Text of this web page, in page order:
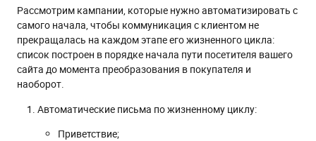
Рассмотрим кампании, которые нужно автоматизировать с
самого начала, чтобы коммуникация с клиентом не
прекращалась на каждом этапе его жизненного цикла:
список построен в порядке начала пути посетителя вашего
сайта до момента преобразования в покупателя и
наоборот.
Автоматические письма по жизненному циклу:
Приветствие;